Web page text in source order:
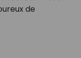
de